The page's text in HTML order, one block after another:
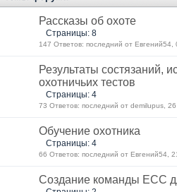
Рассказы об охоте
Страницы: 8
147 Ответов: последний от
Результаты состязаний,
охотничьих тестов
Страницы: 4
73 Ответов: последний от demilupus,
Обучение охотника
Страницы: 4
66 Ответов: последний от Евгений54,
Создание команды ЕСС